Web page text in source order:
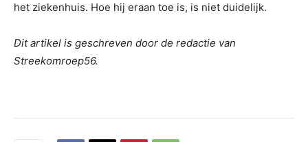
het ziekenhuis. Hoe hij eraan toe is, is niet duidelijk.
Dit artikel is geschreven door de redactie van
Streekomroep56.